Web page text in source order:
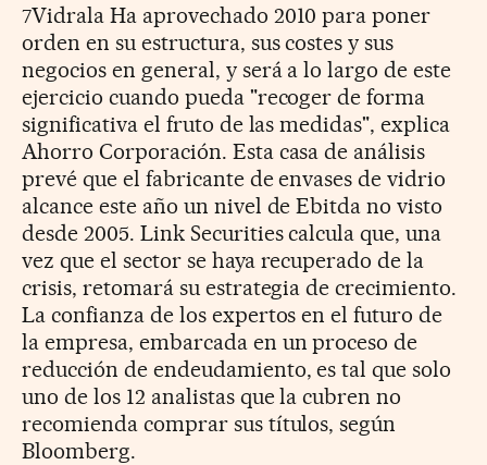
7Vidrala Ha aprovechado 2010 para poner
orden en su estructura, sus costes y sus
negocios en general, y será a lo largo de este
ejercicio cuando pueda "recoger de forma
significativa el fruto de las medidas", explica
Ahorro Corporación. Esta casa de análisis
prevé que el fabricante de envases de vidrio
alcance este año un nivel de Ebitda no visto
desde 2005. Link Securities calcula que, una
vez que el sector se haya recuperado de la
crisis, retomará su estrategia de crecimiento.
La confianza de los expertos en el futuro de
la empresa, embarcada en un proceso de
reducción de endeudamiento, es tal que solo
uno de los 12 analistas que la cubren no
recomienda comprar sus títulos, según
Bloomberg.